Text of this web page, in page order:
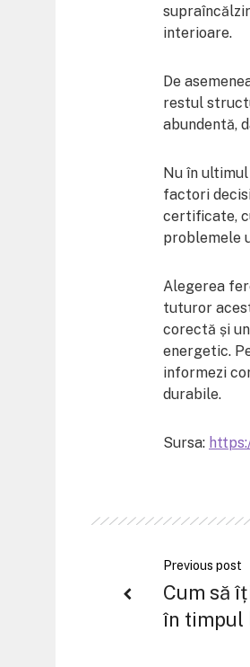
interioare.
De
restul
abundentă,
Nu în
factori
certificate,
problemele
Alegerea
tuturor
corectă și
energetic.
informezi
durabile.
Sursa:
Previous post
Cum să
în timpul